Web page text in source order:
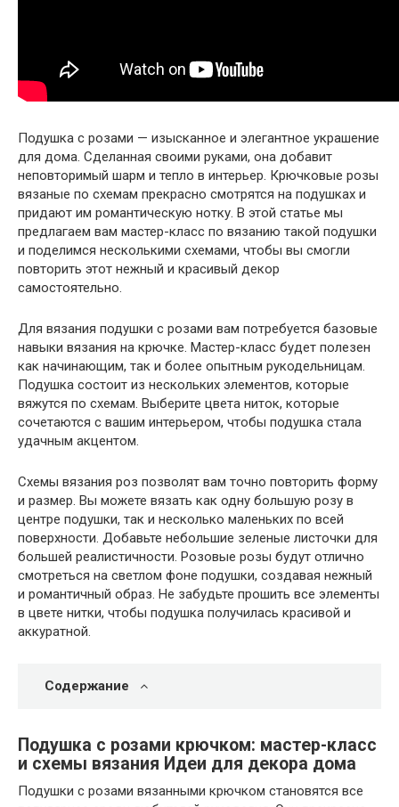
Подушка с розами — изысканное и элегантное украшение
для дома. Сделанная своими руками, она добавит
неповторимый шарм и тепло в интерьер. Крючковые розы
вязаные по схемам прекрасно смотрятся на подушках и
придают им романтическую нотку. В этой статье мы
предлагаем вам мастер-класс по вязанию такой подушки
и поделимся несколькими схемами, чтобы вы смогли
повторить этот нежный и красивый декор
самостоятельно.
Для вязания подушки с розами вам потребуется базовые
навыки вязания на крючке. Мастер-класс будет полезен
как начинающим, так и более опытным рукодельницам.
Подушка состоит из нескольких элементов, которые
вяжутся по схемам. Выберите цвета ниток, которые
сочетаются с вашим интерьером, чтобы подушка стала
удачным акцентом.
Схемы вязания роз позволят вам точно повторить форму
и размер. Вы можете вязать как одну большую розу в
центре подушки, так и несколько маленьких по всей
поверхности. Добавьте небольшие зеленые листочки для
большей реалистичности. Розовые розы будут отлично
смотреться на светлом фоне подушки, создавая нежный
и романтичный образ. Не забудьте прошить все элементы
в цвете нитки, чтобы подушка получилась красивой и
аккуратной.
Содержание
Подушка с розами крючком: мастер-класс
и схемы вязания Идеи для декора дома
Подушки с розами вязанными крючком становятся все